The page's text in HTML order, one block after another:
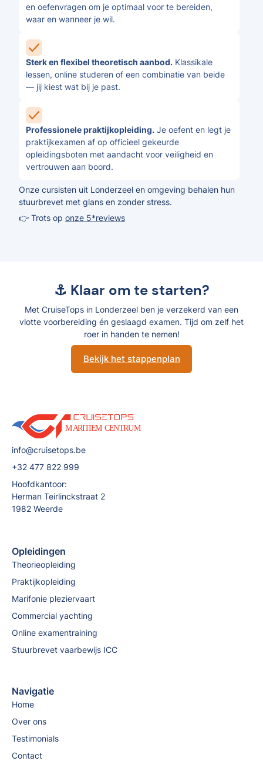
en oefenvragen om je optimaal voor te bereiden,
waar en wanneer je wil.
Sterk en flexibel theoretisch aanbod. Klassikale
lessen, online studeren of een combinatie van beide
— jij kiest wat bij je past.
Professionele praktijkopleiding. Je oefent en legt je
praktijkexamen af op officieel gekeurde
opleidingsboten met aandacht voor veiligheid en
vertrouwen aan boord.
Onze cursisten uit Londerzeel en omgeving behalen hun
stuurbrevet met glans en zonder stress.
👉 Trots op onze 5*reviews
⚓ Klaar om te starten?
Met CruiseTops in Londerzeel ben je verzekerd van een
vlotte voorbereiding én geslaagd examen. Tijd om zelf het
roer in handen te nemen!
Bekijk het stappenplan
info@cruisetops.be
+32 477 822 999
Hoofdkantoor:
Herman Teirlinckstraat 2
1982 Weerde
Opleidingen
Theorieopleiding
Praktijkopleiding
Marifonie pleziervaart
Commercial yachting
Online examentraining
Stuurbrevet vaarbewijs ICC
Navigatie
Home
Over ons
Testimonials
Contact